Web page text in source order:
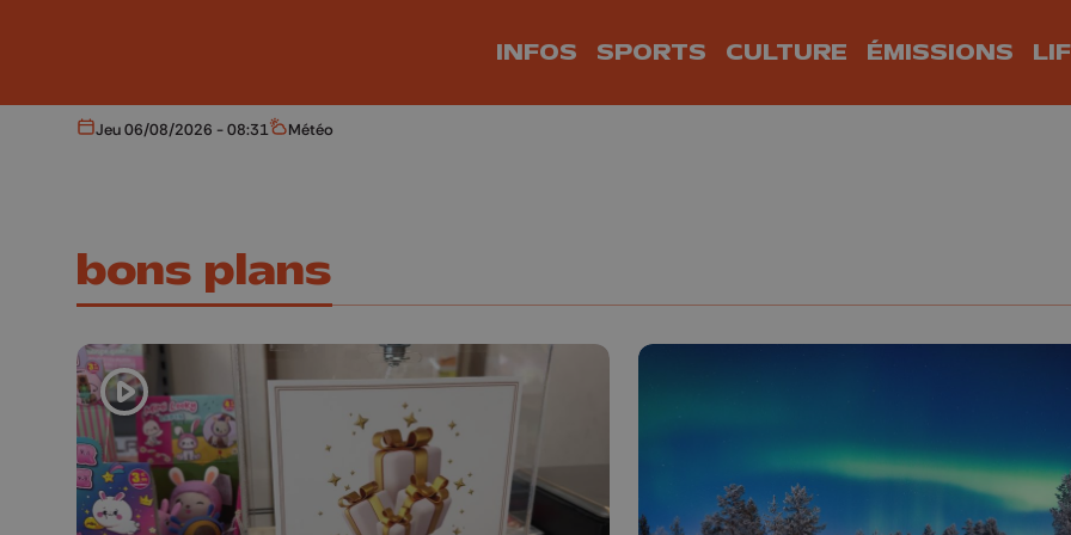
INFOS SPORTS CULTURE ÉMISSIONS
Aujourd'hui
Jeu 06/08/2026 - 08:31 Météo
Météo
bons plans